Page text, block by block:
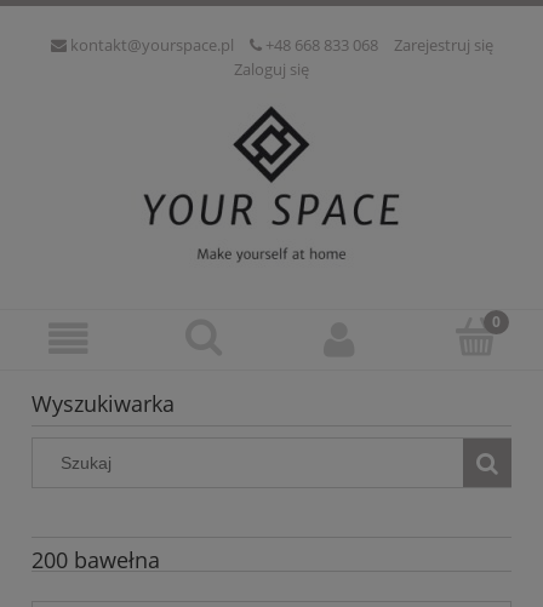
kontakt@yourspace.pl +48 668 833 068
Zarejestruj się
Zaloguj się
Wyszukiwarka
200 bawełna